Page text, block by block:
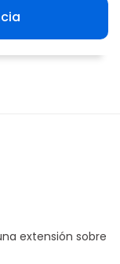
extensión sobre